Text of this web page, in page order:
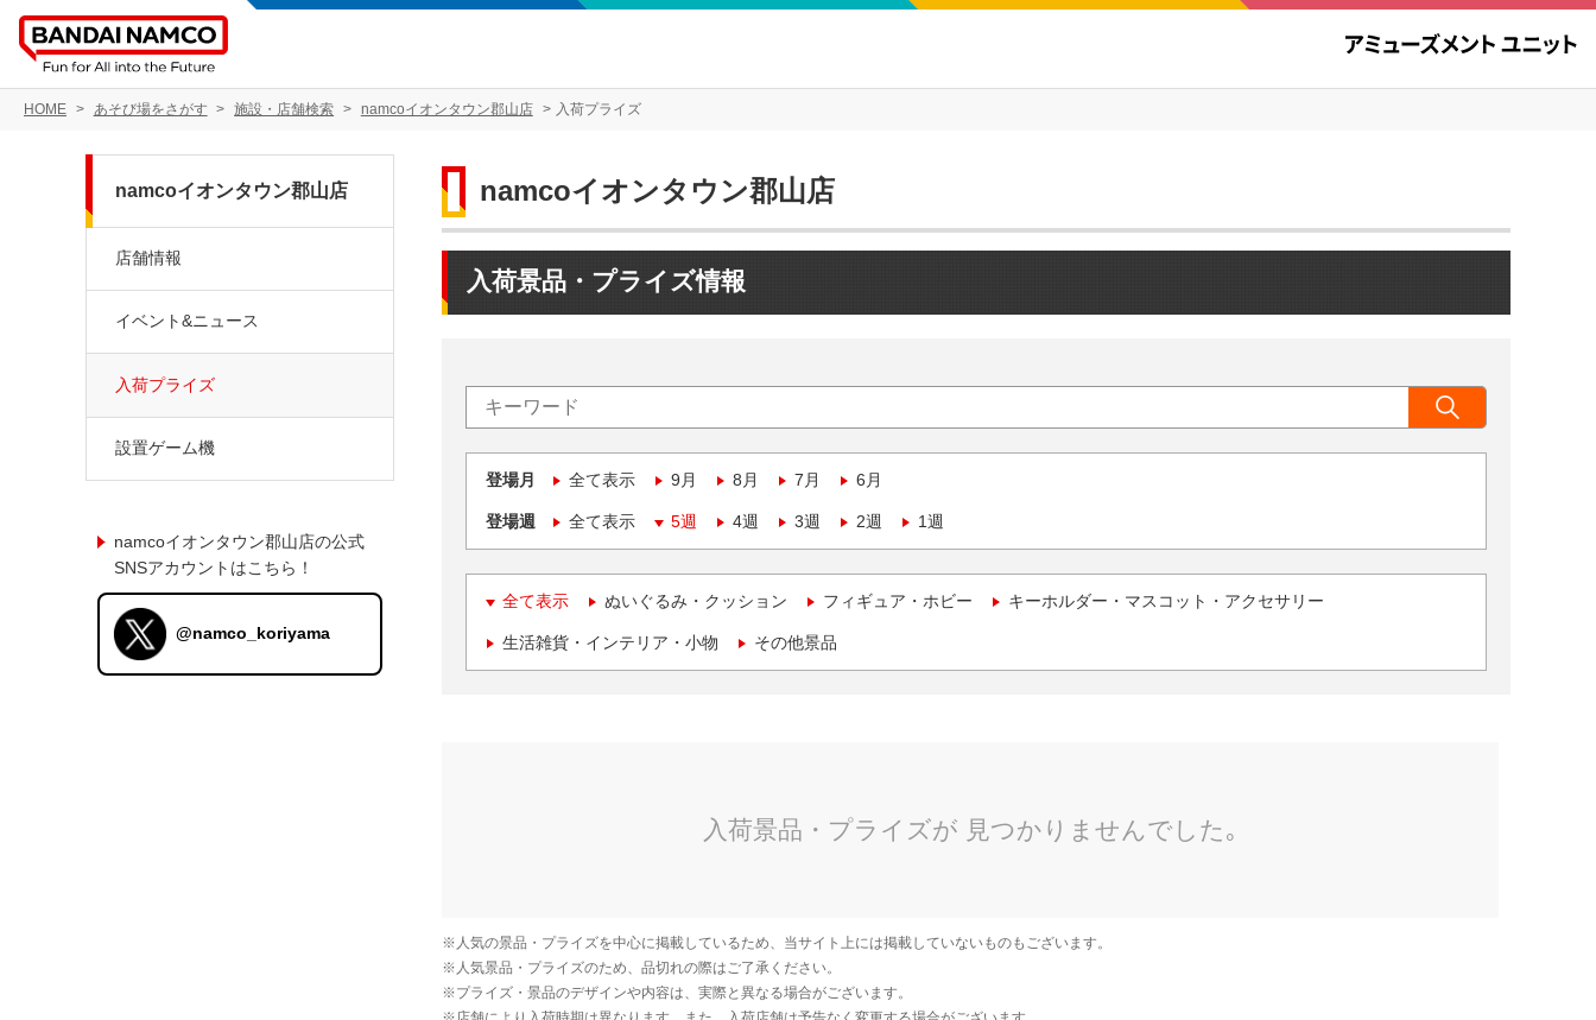
HOME あそび場をさがす 施設・店舗検索 namcoイオンタウン郡山店 入荷プライズ
namcoイオンタウン郡山店
入荷景品・プライズ情報
登場月 全て表示 9月 8月 7月 6月
登場週 全て表示 5週 4週 3週 2週 1週
全て表示 ぬいぐるみ・クッション フィギュア・ホビー キーホルダー・マスコット・アクセサリー
生活雑貨・インテリア・小物 その他景品
namcoイオンタウン郡山店
店舗情報
イベント&ニュース
入荷プライズ
設置ゲーム機
namcoイオンタウン郡山店の公式
SNSアカウントはこちら！
@namco_koriyama